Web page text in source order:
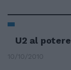
U2 al potere
10/10/2010